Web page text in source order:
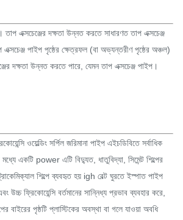
তাপ এক্সচেঞ্জের দক্ষতা উন্নত করতে সাধারণত তাপ এক্সচেঞ্জ
পাইপ পৃষ্ঠের ক্ষেত্রফল (বা অভ্যন্তরীণ পৃষ্ঠের অঞ্চল)
দক্ষতা উন্নত করতে পারে, যেমন তাপ এক্সচেঞ্জ পাইপ।
ওয়েল্ডিং সর্পিল জরিমানা পাইপ এইচডিবিতে সর্বাধিক
একটি power এটি বিদ্যুত, ধাতুবিদ্যা, সিমেন্ট শিল্পের
শিল্পে ব্যবহৃত হয় igh বেল্ট ঘুরতে ইস্পাত পাইপ
ফ্রিকোয়েন্সি বর্তমানের সান্নিধ্য প্রভাব ব্যবহার করে,
বাইরের পৃষ্ঠটি প্লাস্টিকের অবস্থা বা গলে যাওয়া অবধি